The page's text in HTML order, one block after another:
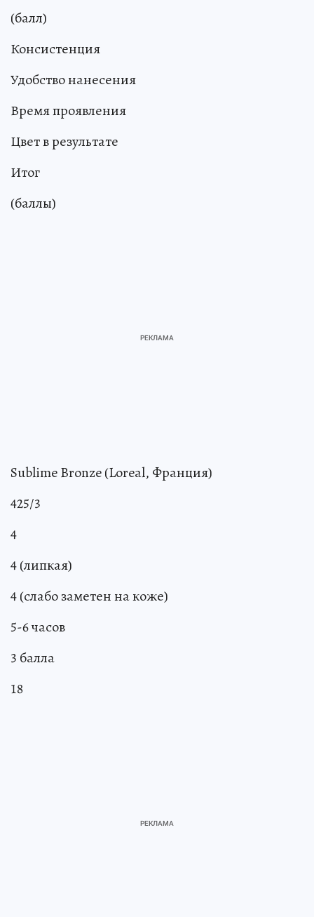
(балл)
Консистенция
Удобство нанесения
Время проявления
Цвет в результате
Итог
(баллы)
Sublime Bronze (Loreal, Франция)
425/3
4
4 (липкая)
4 (слабо заметен на коже)
5-6 часов
3 балла
18